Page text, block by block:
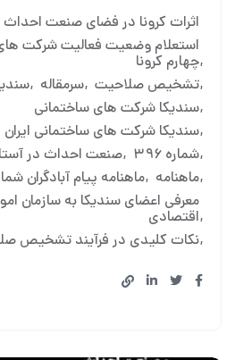
اثرات کرونا در فضای صنعت احداث
استعلام وضعیت فعالیت شرکت
چهارم کرونا
تشخیص صلاحیت سرمقاله
سندیکا شرکت های ساختمانی
سندیکا شرکت های ساختمانی ایران
شماره ۳۹۶
صنعت احداث در
ماهنامه ماهنامه پیام آبادگران شماره
معرفی اعضای سندیکا به سازمان
اقتصادی
نکات کلیدی در فرآیند تشخیص